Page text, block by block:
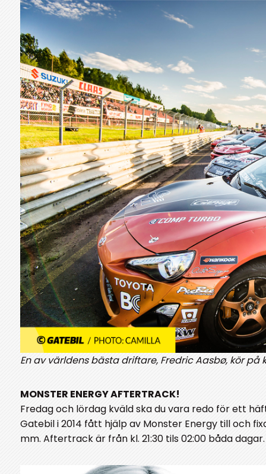
En av världens bästa driftare, Fredric Aasbø, kör
MONSTER ENERGY AFTERTRACK!
Fredag och lördag kväld ska du vara redo för ett
Gatebil i 2014 fått hjälp av Monster Energy till och
mm. Aftertrack är från kl. 21:30 tils 02:00 båda dagar.